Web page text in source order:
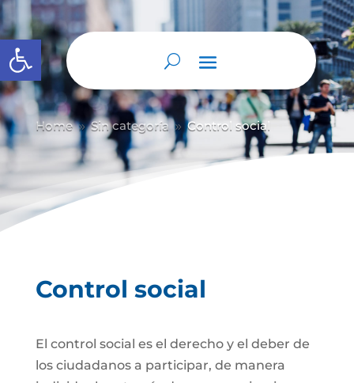
Abrir barra de herramientas
Home 9 Sin categoría 9 Control social
Control social
El control social es el derecho y el deber de
los ciudadanos a participar, de manera